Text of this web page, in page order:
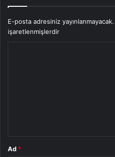
E-posta adresiniz yayınlanmayacak.
işaretlenmişlerdir
Ad *